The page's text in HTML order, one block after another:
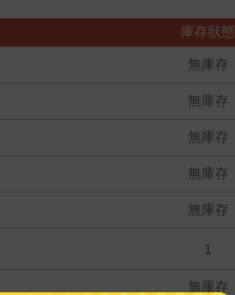
庫存狀態
無庫存
無庫存
無庫存
無庫存
無庫存
1
無庫存